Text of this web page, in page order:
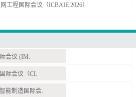
工程国际会议（ICBAIE 2026）
会议 (IM.
际会议（CI.
能制造国际会.